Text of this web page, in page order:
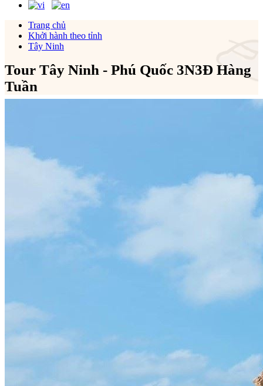
Trang chủ
Khởi hành theo tỉnh
Tây Ninh
Tour Tây Ninh - Phú Quốc 3N3Đ Hàng
Tuần